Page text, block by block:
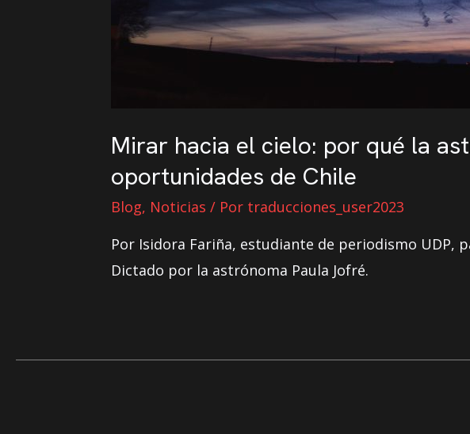
Mirar hacia el cielo: por qué la
oportunidades de Chile
Blog, Noticias / Por traducciones_user2023
Por Isidora Fariña, estudiante de periodismo UDP,
Dictado por la astrónoma Paula Jofré.